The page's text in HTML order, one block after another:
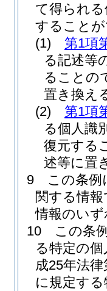
て得られ
すること
(1)
第1項
る記述等
ることの
置き換え
(2)
第1項
る個人識
復元する
述等に置
9
この条例
関する情
情報のい
10
この条
る特定の
成25年法
に規定す